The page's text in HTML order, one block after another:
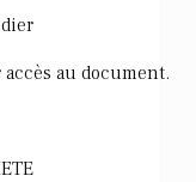
au document.